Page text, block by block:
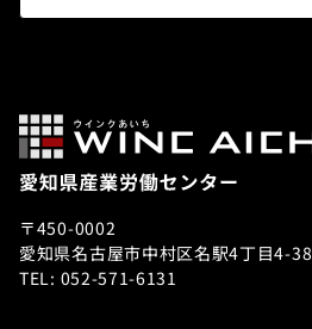
〒450-0002
愛知県名古屋市中村区名駅4丁目4-38
TEL: 052-571-6131